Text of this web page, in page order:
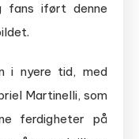
fans iført denne
i nyere tid, med
Martinelli, som
ferdigheter på